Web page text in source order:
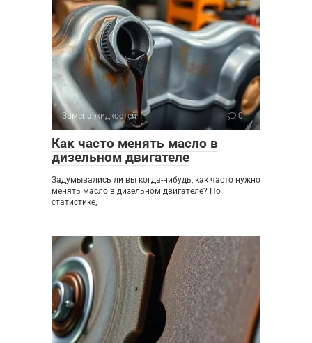
Замена жидкостей 0
Как часто менять масло в
дизельном двигателе
Задумывались ли вы когда-нибудь, как часто нужно
менять масло в дизельном двигателе? По
статистике,